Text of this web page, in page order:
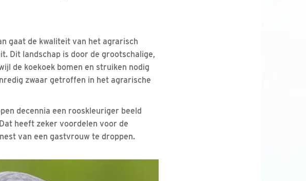
gaat de kwaliteit van het agrarisch
Dit landschap is door de grootschalige,
de koekoek bomen en struiken nodig
zwaar getroffen in het agrarische
decennia een rooskleuriger beeld
heeft zeker voordelen voor de
van een gastvrouw te droppen.